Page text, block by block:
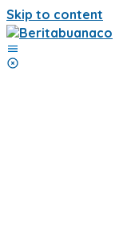
Skip to content